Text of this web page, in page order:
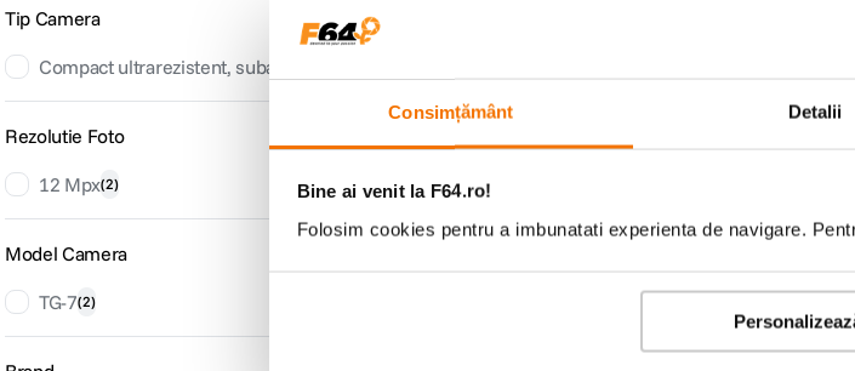
Consimțământ Detalii
Bine ai venit la F64.ro!
Folosim cookies pentru a imbunatati experienta de navigare.
Tip Camera
Compact ultrarezistent, subacvatic
Rezolutie Foto
12 Mpx(2)
Model Camera
TG-7(2)